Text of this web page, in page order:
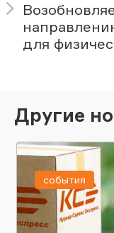
для
Другие
события